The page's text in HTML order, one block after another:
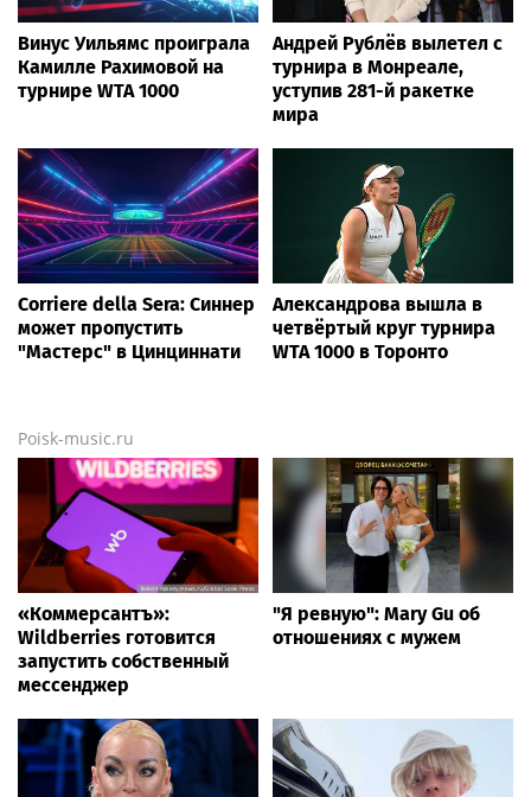
Винус Уильямс проиграла
Камилле Рахимовой на
турнире WTA 1000
Андрей Рублёв вылетел с
турнира в Монреале,
уступив 281-й ракетке
мира
Corriere della Sera: Синнер
может пропустить
"Мастерс" в Цинциннати
Александрова вышла в
четвёртый круг турнира
WTA 1000 в Торонто
Poisk-music.ru
«Коммерсантъ»:
Wildberries готовится
запустить собственный
мессенджер
"Я ревную": Mary Gu об
отношениях с мужем